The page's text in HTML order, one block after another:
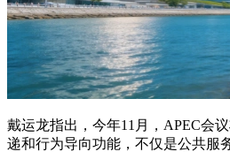
戴运龙指出，今年11月，APEC会
递和行为导向功能，不仅是公共服